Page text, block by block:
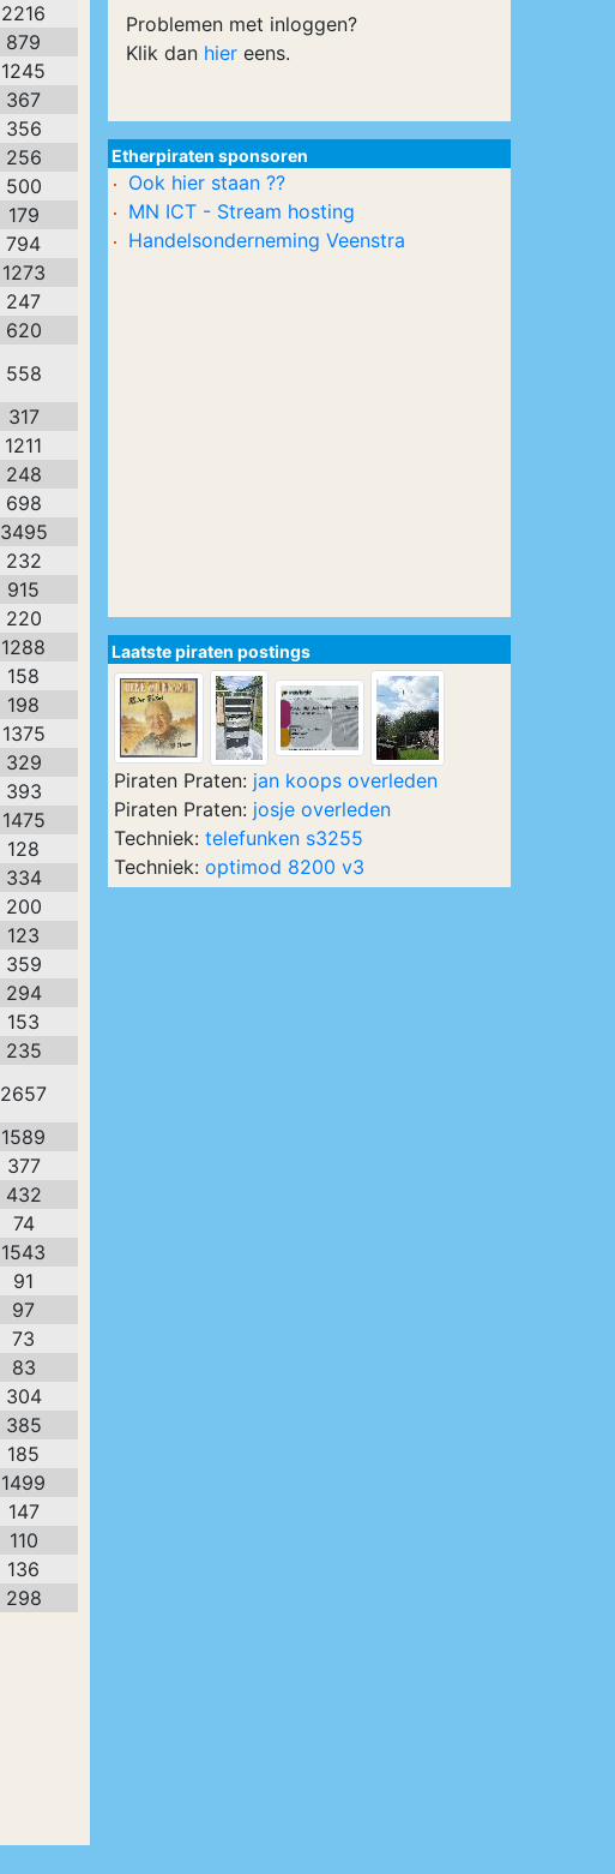
2216
879
1245
367
356
256
500
179
794
1273
247
620
558
317
1211
248
698
3495
232
915
220
1288
158
198
1375
329
393
1475
128
334
200
123
359
294
153
235
2657
1589
377
432
74
1543
91
97
73
83
304
385
185
1499
147
110
136
298
Problemen met inloggen?
Klik dan hier eens.
Etherpiraten sponsoren
Ook hier staan ??
MN ICT - Stream hosting
Handelsonderneming Veenstra
Laatste piraten postings
Piraten Praten: jan koops overleden
Piraten Praten: josje overleden
Techniek: telefunken s3255
Techniek: optimod 8200 v3